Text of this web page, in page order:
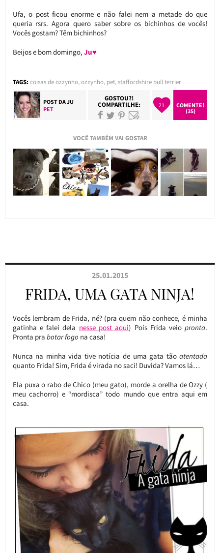
Ufa, o post ficou enorme e não falei nem a metade do que
queria rsrs. Agora quero saber sobre os bichinhos de vocês!
Vocês gostam? Têm bichinhos?
Beijos e bom domingo, Ju♥
TAGS: coisas de ozzynho,ozzynho, pet,staffordshire bull terrier
POST DAJU
PET
GOSTOU?!
COMPARTILHE: 21
COMENTE!
(35)
VOCÊ TAMBÉM VAI GOSTAR
25.01.2015
FRIDA, UMA GATA NINJA!
Vocês lembram de Frida, né? (pra quem não conhece, é minha
gatinha e falei dela nesse post aqui) Pois Frida veiopronta.
Pronta pra botar fogo na casa!
Nunca na minha vida tive notícia de uma gata tãoatentada
quanto Frida! Sim, Frida é virada no saci! Duvida? Vamos lá…
Ela puxa o rabo de Chico (meu gato), morde a orelha de Ozzy (
meu cachorro) e “mordisca” todo mundo que entra aqui em
casa.